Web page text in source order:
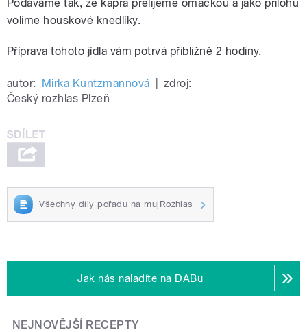
Podáváme tak, že kapra přelijeme omáčkou a jako přílohu
volíme houskové knedlíky.
Příprava tohoto jídla vám potrvá přibližně 2 hodiny.
autor: Mirka Kuntzmannová
zdroj:
Český rozhlas Plzeň
Všechny díly pořadu na mujRozhlas
Jak nás naladíte na DABu
NEJNOVĚJŠÍ RECEPTY